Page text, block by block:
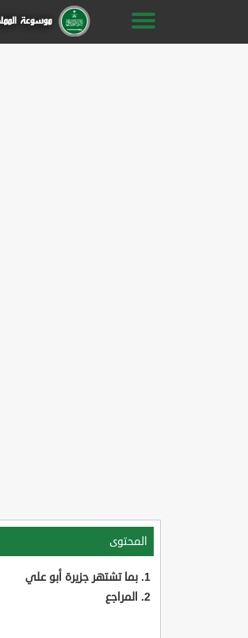
المحتوى
بما تشتهر جزيرة أبو علي
المراجع